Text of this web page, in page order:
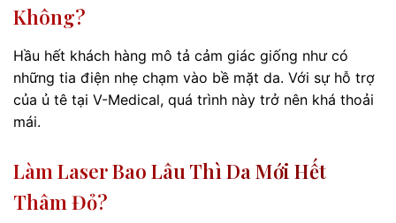
Không?
Hầu hết khách hàng mô tả cảm giác giống như có
những tia điện nhẹ chạm vào bề mặt da. Với sự hỗ trợ
của ủ tê tại V-Medical, quá trình này trở nên khá thoải
mái.
Làm Laser Bao Lâu Thì Da Mới Hết
Thâm Đỏ?